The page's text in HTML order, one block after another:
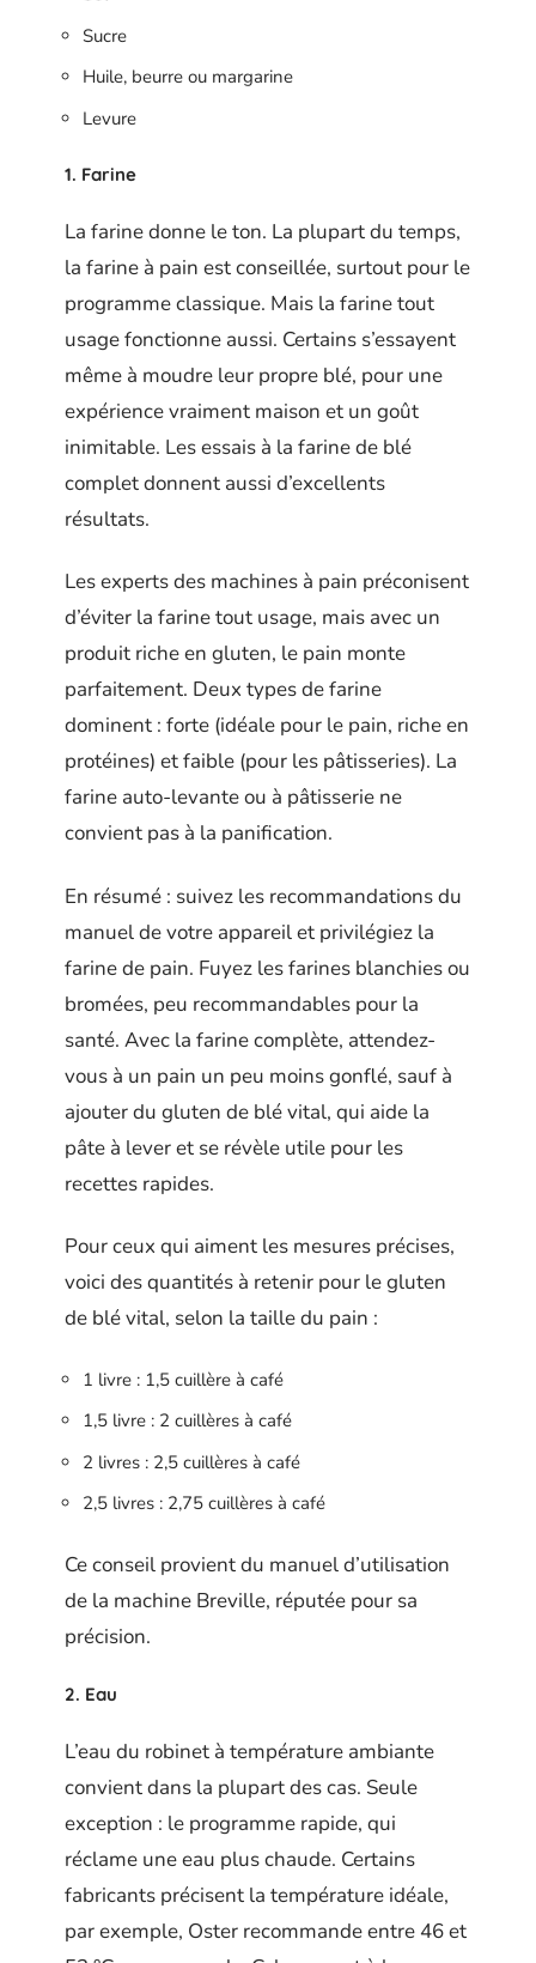
Sucre
Huile, beurre ou margarine
Levure
1. Farine
La farine donne le ton. La plupart du temps,
la farine à pain est conseillée, surtout pour le
programme classique. Mais la farine tout
usage fonctionne aussi. Certains s’essayent
même à moudre leur propre blé, pour une
expérience vraiment maison et un goût
inimitable. Les essais à la farine de blé
complet donnent aussi d’excellents
résultats.
Les experts des machines à pain préconisent
d’éviter la farine tout usage, mais avec un
produit riche en gluten, le pain monte
parfaitement. Deux types de farine
dominent : forte (idéale pour le pain, riche en
protéines) et faible (pour les pâtisseries). La
farine auto-levante ou à pâtisserie ne
convient pas à la panification.
En résumé : suivez les recommandations du
manuel de votre appareil et privilégiez la
farine de pain. Fuyez les farines blanchies ou
bromées, peu recommandables pour la
santé. Avec la farine complète, attendez-
vous à un pain un peu moins gonflé, sauf à
ajouter du gluten de blé vital, qui aide la
pâte à lever et se révèle utile pour les
recettes rapides.
Pour ceux qui aiment les mesures précises,
voici des quantités à retenir pour le gluten
de blé vital, selon la taille du pain :
1 livre : 1,5 cuillère à café
1,5 livre : 2 cuillères à café
2 livres : 2,5 cuillères à café
2,5 livres : 2,75 cuillères à café
Ce conseil provient du manuel d’utilisation
de la machine Breville, réputée pour sa
précision.
2. Eau
L’eau du robinet à température ambiante
convient dans la plupart des cas. Seule
exception : le programme rapide, qui
réclame une eau plus chaude. Certains
fabricants précisent la température idéale,
par exemple, Oster recommande entre 46 et